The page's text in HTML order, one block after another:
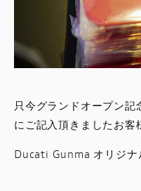
只今グランドオープン記
にご記入頂きましたお客
Ducati Gunma オリジナ